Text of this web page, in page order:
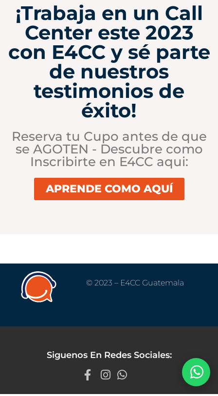
¡Trabaja en un Call
Center este 2023
con E4CC y sé parte
de nuestros
testimonios de
éxito!
Reserva tu Cupo antes de que
se AGOTEN - Descubre como
Inscribirte en E4CC aqui:
APRENDE COMO AQUÍ
© 2023 – E4CC Guatemala
Siguenos En Redes Sociales: